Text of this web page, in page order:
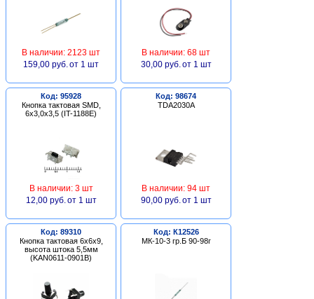
В наличии: 2123 шт
159,00 руб. от 1 шт
В наличии: 68 шт
30,00 руб. от 1 шт
Код: 95928
Кнопка тактовая SMD,
6х3,0х3,5 (IT-1188E)
В наличии: 3 шт
12,00 руб. от 1 шт
Код: 98674
TDA2030A
В наличии: 94 шт
90,00 руб. от 1 шт
Код: 89310
Кнопка тактовая 6х6х9,
высота штока 5,5мм
(KAN0611-0901B)
Код: К12526
МК-10-3 гр.Б 90-98г